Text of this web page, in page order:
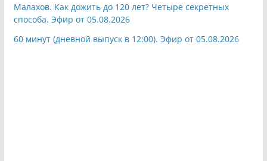
Малахов. Как дожить до 120 лет? Четыре секретных
способа. Эфир от 05.08.2026
60 минут (дневной выпуск в 12:00). Эфир от 05.08.2026